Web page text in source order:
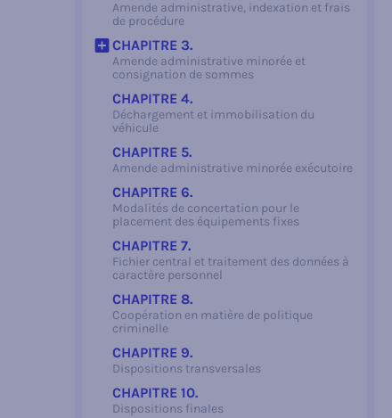
Amende administrative, indexation et frais
de procédure
CHAPITRE 3.
Amende administrative minorée et
consignation de sommes
Afficher le sous-jacent
CHAPITRE 4.
Déchargement et immobilisation du
véhicule
CHAPITRE 5.
Amende administrative minorée exécutoire
CHAPITRE 6.
Modalités de concertation pour le
placement des équipements fixes
CHAPITRE 7.
Fichier central et traitement des données à
caractère personnel
CHAPITRE 8.
Coopération en matière de politique
criminelle
CHAPITRE 9.
Dispositions transversales
CHAPITRE 10.
Dispositions finales